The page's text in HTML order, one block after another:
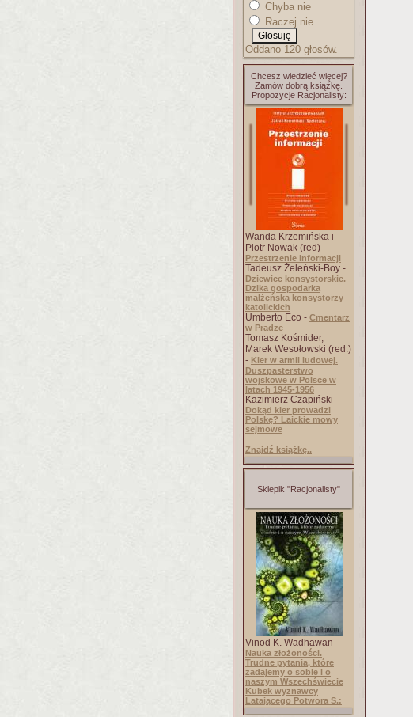
Chyba nie
Raczej nie
Oddano 120 głosów.
Chcesz wiedzieć więcej?
Zamów dobrą książkę.
Propozycje Racjonalisty:
Wanda Krzemińska i
Piotr Nowak (red) -
Przestrzenie informacji
Tadeusz Żeleński-Boy -
Dziewice konsystorskie.
Dzika gospodarka
małżeńska konsystorzy
katolickich
Umberto Eco - Cmentarz
w Pradze
Tomasz Kośmider,
Marek Wesołowski (red.)
- Kler w armii ludowej.
Duszpasterstwo
wojskowe w Polsce w
latach 1945-1956
Kazimierz Czapiński -
Dokąd kler prowadzi
Polskę? Laickie mowy
sejmowe
Znajdź książkę..
Sklepik "Racjonalisty"
Vinod K. Wadhawan -
Nauka złożoności.
Trudne pytania, które
zadajemy o sobie i o
naszym Wszechświecie
Kubek wyznawcy
Latającego Potwora S.: